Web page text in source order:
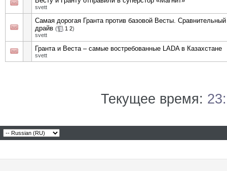
svett
Самая дорогая Гранта против базовой Весты. Сравнительный
драйв ( 1 2)
svett
Гранта и Веста – самые востребованные LADA в Казахстане
svett
Текущее время: